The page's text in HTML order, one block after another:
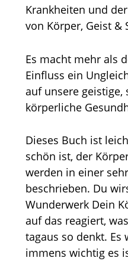
Krankheiten und
von Körper, Geist &
Es macht mehr als
Einfluss ein
auf unsere geistige,
körperliche
Dieses Buch ist
schön ist, der
werden in einer
beschrieben. Du
Wunderwerk Dein
auf das reagiert,
tagaus so denkt.
immens wichtig es